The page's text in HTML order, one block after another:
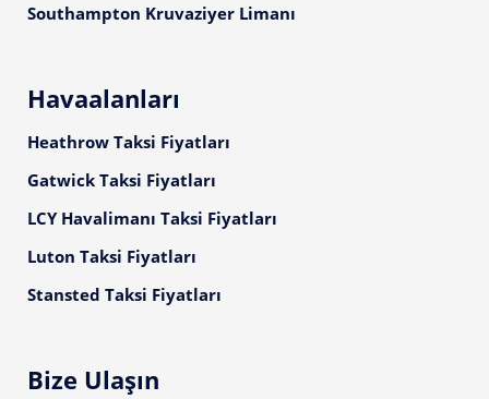
Southampton Kruvaziyer Limanı
Havaalanları
Heathrow Taksi Fiyatları
Gatwick Taksi Fiyatları
LCY Havalimanı Taksi Fiyatları
Luton Taksi Fiyatları
Stansted Taksi Fiyatları
Bize Ulaşın